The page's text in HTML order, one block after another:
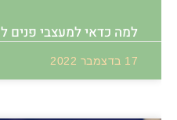
למה כדאי למעצבי פנים
17 בדצמבר 2022